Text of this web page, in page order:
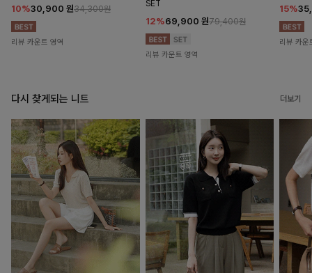
10%30,900 원34,300원
리뷰 카운트 영역
SET
12%69,900 원79,400원
리뷰 카운트 영역
15%
리뷰 카운
다시 찾게되는 니트 더보기